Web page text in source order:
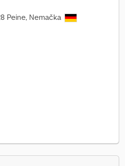
Peine, Nemačka